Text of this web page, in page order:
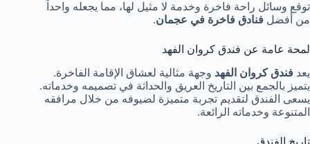
توقع وسائل راحة فاخرة وخدمة لا مثيل لها، مما يجعله واحداً
من أفضل فنادق فاخرة في عجمان.
لمحة عامة عن فندق كروان الفهد
يعد فندق كروان الفهد وجهة مثالية لعشاق الإقامة الفاخرة.
يتميز بالجمع بين التاريخ العريق والحداثة في تصميمه وخدماته.
يسعى الفندق لتقديم تجربة متميزة لضيوفه من خلال مرافقه
المتنوعة وخدماته الرائعة.
تاريخ الفندق